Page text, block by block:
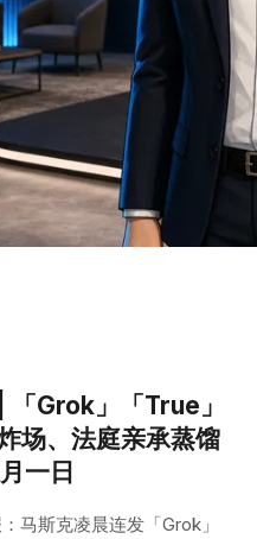
Grok」「True」
场、法庭亲承蒸馏
一日
马斯克凌晨连发「Grok」